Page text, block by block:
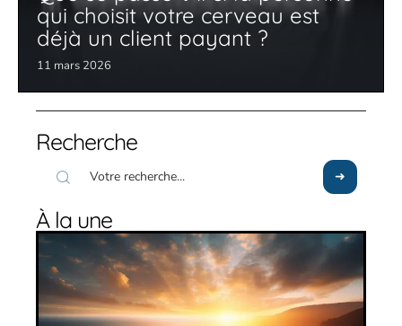
qui choisit votre cerveau est
déjà un client payant ?
11 mars 2026
Recherche
À la une